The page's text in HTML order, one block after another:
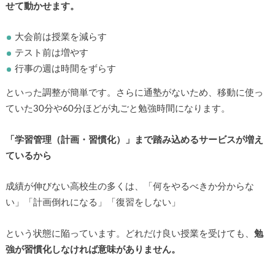
せて動かせます。
大会前は授業を減らす
テスト前は増やす
行事の週は時間をずらす
といった調整が簡単です。さらに通塾がないため、移動に使っ
ていた30分や60分ほどが丸ごと勉強時間になります。
「学習管理（計画・習慣化）」まで踏み込めるサービスが増え
ているから
成績が伸びない高校生の多くは、「何をやるべきか分からな
い」「計画倒れになる」「復習をしない」
という状態に陥っています。どれだけ良い授業を受けても、 勉
強が習慣化しなければ意味がありません。